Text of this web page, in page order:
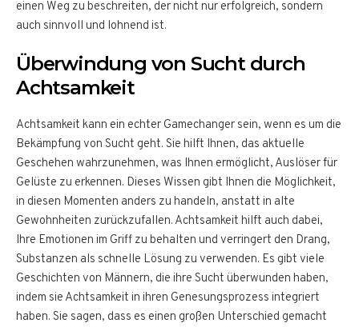
einen Weg zu beschreiten, der nicht nur erfolgreich, sondern
auch sinnvoll und lohnend ist.
Überwindung von Sucht durch
Achtsamkeit
Achtsamkeit kann ein echter Gamechanger sein, wenn es um die
Bekämpfung von Sucht geht. Sie hilft Ihnen, das aktuelle
Geschehen wahrzunehmen, was Ihnen ermöglicht, Auslöser für
Gelüste zu erkennen. Dieses Wissen gibt Ihnen die Möglichkeit,
in diesen Momenten anders zu handeln, anstatt in alte
Gewohnheiten zurückzufallen. Achtsamkeit hilft auch dabei,
Ihre Emotionen im Griff zu behalten und verringert den Drang,
Substanzen als schnelle Lösung zu verwenden. Es gibt viele
Geschichten von Männern, die ihre Sucht überwunden haben,
indem sie Achtsamkeit in ihren Genesungsprozess integriert
haben. Sie sagen, dass es einen großen Unterschied gemacht